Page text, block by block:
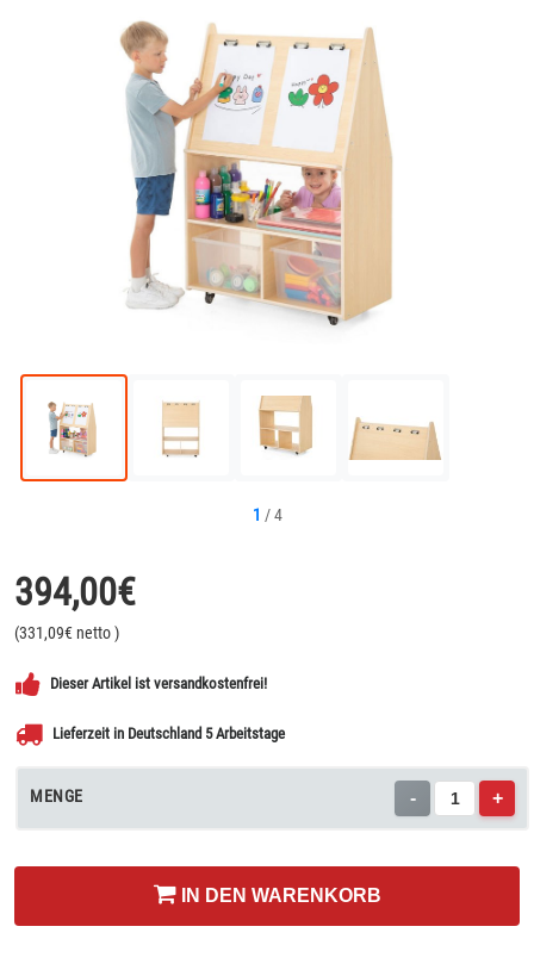
1 /4
394,00€
(331,09€ netto)
Dieser Artikel ist versandkostenfrei!
Lieferzeit in Deutschland 5 Arbeitstage
MENGE - +
IN DEN WARENKORB